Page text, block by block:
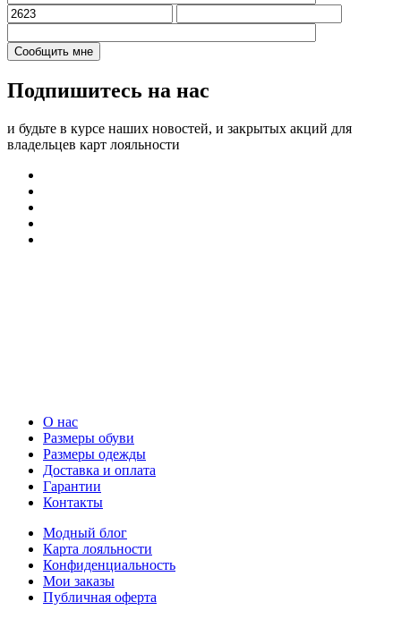
Подпишитесь на нас
и будьте в курсе наших новостей, и закрытых акций для
владельцев карт лояльности
О нас
Размеры обуви
Размеры одежды
Доставка и оплата
Гарантии
Контакты
Модный блог
Карта лояльности
Конфиденциальность
Мои заказы
Публичная оферта